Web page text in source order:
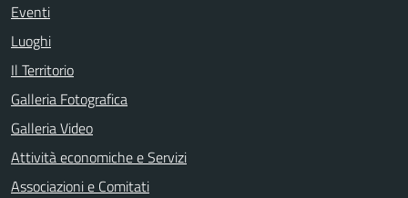
Eventi
Luoghi
Il Territorio
Galleria Fotografica
Galleria Video
Attività economiche e Servizi
Associazioni e Comitati